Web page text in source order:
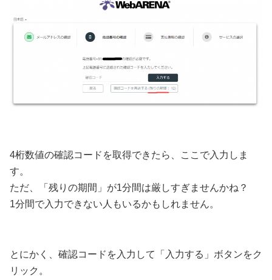
4桁数値の確認コードを取得できたら、ここで入力しま
す。
ただ、「残りの期間」が1分間は厳しすぎませんかね？
1分間で入力できない人もいるかもしれません。
とにかく、確認コードを入力して「入力する」ボタンをク
リック。